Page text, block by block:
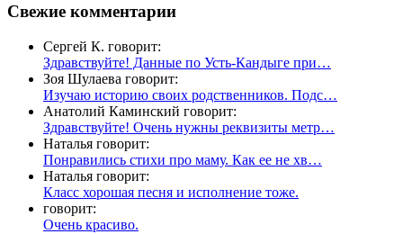
Свежие комментарии
Сергей К. говорит:
Здравствуйте! Данные по Усть-Кандыге при…
Зоя Шулаева говорит:
Изучаю историю своих родственников. Подс…
Анатолий Каминский говорит:
Здравствуйте! Очень нужны реквизиты метр…
Наталья говорит:
Понравились стихи про маму. Как ее не хв…
Наталья говорит:
Класс хорошая песня и исполнение тоже.
говорит:
Очень красиво.